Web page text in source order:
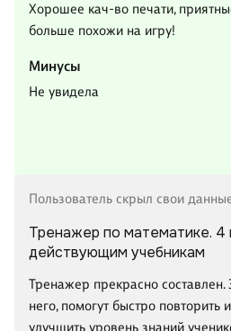
Хорошее кач-во печати,
больше похожи на игру!
Минусы
Не увидела
Пользователь скрыл свои
Тренажер по математике. 4
действующим учебникам
Тренажер прекрасно
него, помогут быстро повторить
улучшить уровень знаний